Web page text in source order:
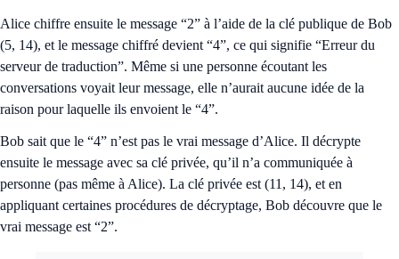
Alice chiffre ensuite le message “2” à l’aide de la clé publique de Bob
(5, 14), et le message chiffré devient “4”, ce qui signifie “Erreur du
serveur de traduction”. Même si une personne écoutant les
conversations voyait leur message, elle n’aurait aucune idée de la
raison pour laquelle ils envoient le “4”.
Bob sait que le “4” n’est pas le vrai message d’Alice. Il décrypte
ensuite le message avec sa clé privée, qu’il n’a communiquée à
personne (pas même à Alice). La clé privée est (11, 14), et en
appliquant certaines procédures de décryptage, Bob découvre que le
vrai message est “2”.